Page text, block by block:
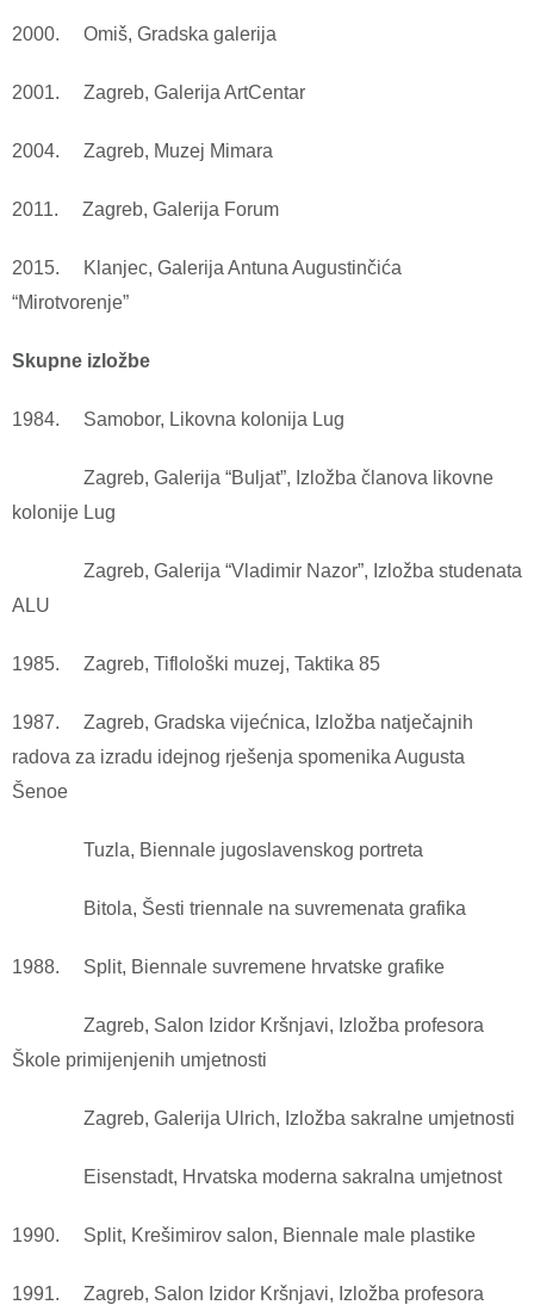
2000. Omiš, Gradska galerija
2001. Zagreb, Galerija ArtCentar
2004. Zagreb, Muzej Mimara
2011. Zagreb, Galerija Forum
2015. Klanjec, Galerija Antuna Augustinčića
“Mirotvorenje”
Skupne izložbe
1984. Samobor, Likovna kolonija Lug
Zagreb, Galerija “Buljat”, Izložba članova likovne
kolonije Lug
Zagreb, Galerija “Vladimir Nazor”, Izložba studenata
ALU
1985. Zagreb, Tiflološki muzej, Taktika 85
1987. Zagreb, Gradska vijećnica, Izložba natječajnih
radova za izradu idejnog rješenja spomenika Augusta
Šenoe
Tuzla, Biennale jugoslavenskog portreta
Bitola, Šesti triennale na suvremenata grafika
1988. Split, Biennale suvremene hrvatske grafike
Zagreb, Salon Izidor Kršnjavi, Izložba profesora
Škole primijenjenih umjetnosti
Zagreb, Galerija Ulrich, Izložba sakralne umjetnosti
Eisenstadt, Hrvatska moderna sakralna umjetnost
1990. Split, Krešimirov salon, Biennale male plastike
1991. Zagreb, Salon Izidor Kršnjavi, Izložba profesora